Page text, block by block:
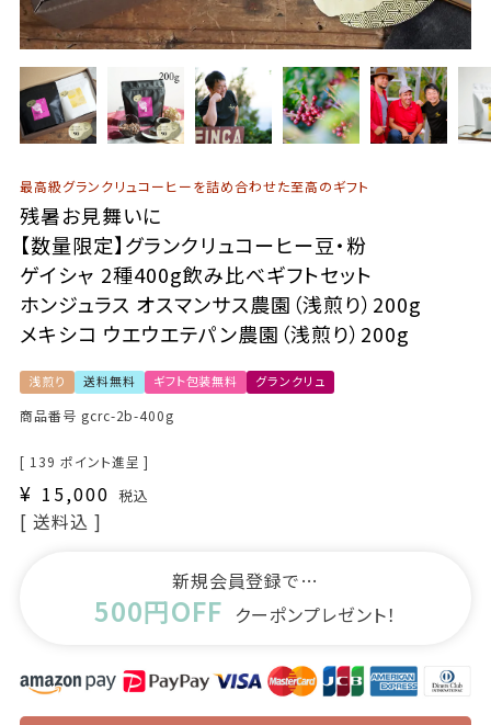
最高級グランクリュコーヒーを詰め合わせた至高のギフト
残暑お見舞いに
【数量限定】グランクリュコーヒー豆・粉
ゲイシャ 2種400g飲み比べギフトセット
ホンジュラス オスマンサス農園（浅煎り）200g
メキシコ ウエウエテパン農園（浅煎り）200g
浅煎り 送料無料 ギフト包装無料 グランクリュ
商品番号 gcrc-2b-400g
[ 139 ポイント進呈 ]
¥ 15,000 税込
送料込
新規会員登録で…
500円OFF クーポンプレゼント！